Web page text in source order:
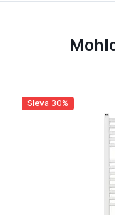
Sleva 30%